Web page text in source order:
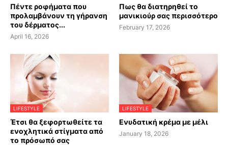
Πέντε ροφήματα που
προλαμβάνουν τη γήρανση
του δέρματος...
April 16, 2026
Πως θα διατηρηθεί το
μανικιούρ σας περισσότερο
February 17, 2026
LIFESTYLE
Έτσι θα ξεφορτωθείτε τα
ενοχλητικά στίγματα από
το πρόσωπό σας
LIFESTYLE
Ενυδατική κρέμα με μέλι
January 18, 2026